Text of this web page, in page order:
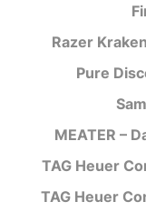
Razer
Pure
MEATER –
TAG Heuer
TAG Heuer